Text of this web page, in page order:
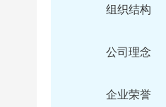
组织结构
公司理念
企业荣誉